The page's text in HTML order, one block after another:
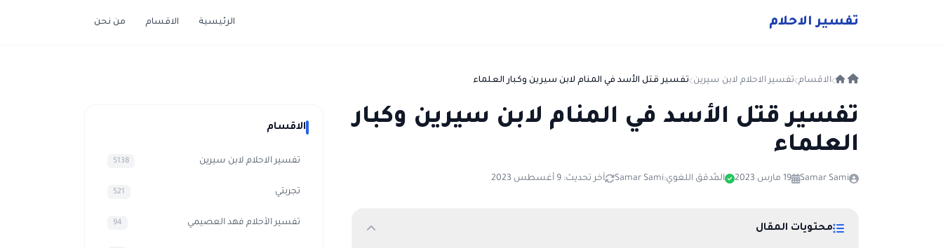
تفسير الاحلام الرئيسية الاقسام من نحن
الاقسام تفسير الاحلام لابن سيرين تفسير قتل الأسد في المنام لابن سيرين وكبار العلماء
تفسير قتل الأسد في المنام لابن سيرين وكبار
العلماء
Samar Sami 19 مارس 2023 المُدقق اللغوي:Samar Sami آخر تحديث: 9 أغسطس 2023
محتويات المقال
الاقسام
تفسير الاحلام لابن سيرين 5138
تجربتي 521
تفسير الأحلام فهد العصيمي 94